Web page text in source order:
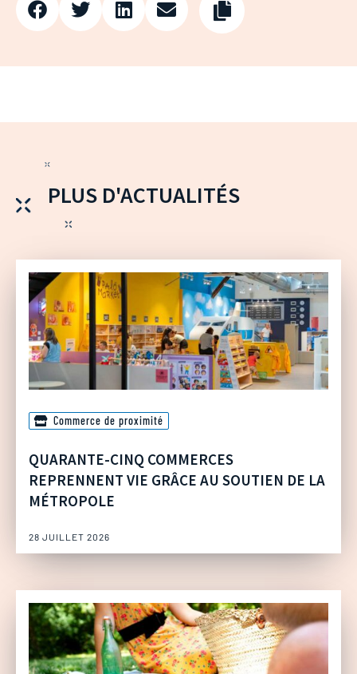
PLUS D'ACTUALITÉS
Commerce de proximité
QUARANTE-CINQ COMMERCES
REPRENNENT VIE GRÂCE AU SOUTIEN DE LA
MÉTROPOLE
28 JUILLET 2026